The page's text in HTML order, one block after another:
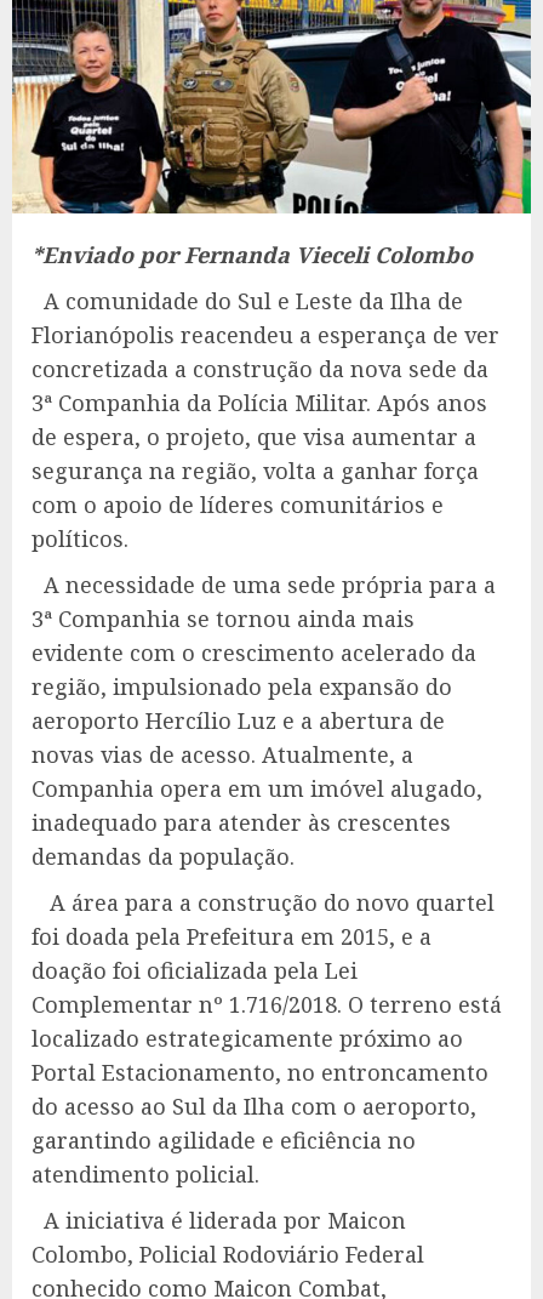
*Enviado por Fernanda Vieceli Colombo
A comunidade do Sul e Leste da Ilha de
Florianópolis reacendeu a esperança de ver
concretizada a construção da nova sede da
3ª Companhia da Polícia Militar. Após anos
de espera, o projeto, que visa aumentar a
segurança na região, volta a ganhar força
com o apoio de líderes comunitários e
políticos.
A necessidade de uma sede própria para a
3ª Companhia se tornou ainda mais
evidente com o crescimento acelerado da
região, impulsionado pela expansão do
aeroporto Hercílio Luz e a abertura de
novas vias de acesso. Atualmente, a
Companhia opera em um imóvel alugado,
inadequado para atender às crescentes
demandas da população.
A área para a construção do novo quartel
foi doada pela Prefeitura em 2015, e a
doação foi oficializada pela Lei
Complementar nº 1.716/2018. O terreno está
localizado estrategicamente próximo ao
Portal Estacionamento, no entroncamento
do acesso ao Sul da Ilha com o aeroporto,
garantindo agilidade e eficiência no
atendimento policial.
A iniciativa é liderada por Maicon
Colombo, Policial Rodoviário Federal
conhecido como Maicon Combat,